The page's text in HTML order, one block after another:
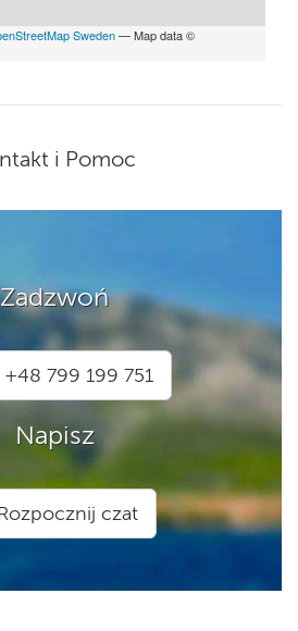
Sweden— Map data ©
i Pomoc
Zadzwoń
799 199 751
Napisz
czat